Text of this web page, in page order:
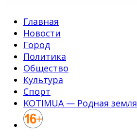
Главная
Новости
Город
Политика
Общество
Культура
Спорт
KOTIMUA — Родная земля